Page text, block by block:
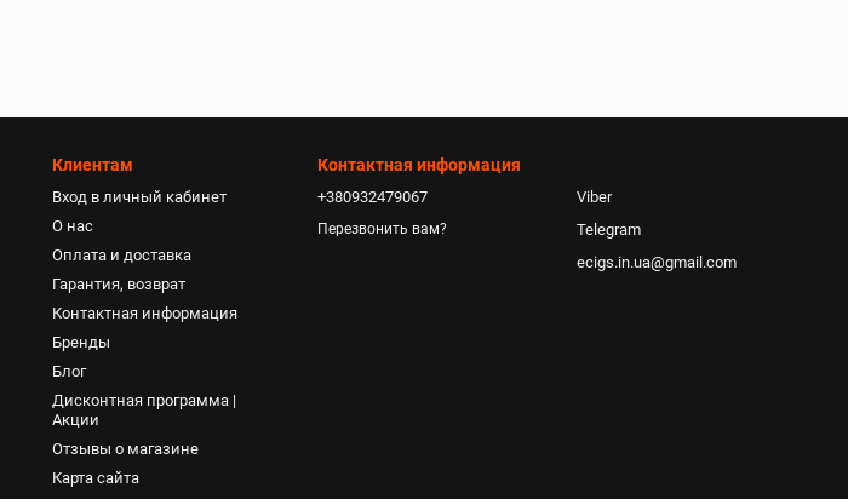
Клиентам
Вход в личный кабинет
О нас
Оплата и доставка
Гарантия, возврат
Контактная информация
Бренды
Блог
Дисконтная программа |
Акции
Отзывы о магазине
Карта сайта
Контактная информация
+380932479067
Перезвонить вам?
Viber
Telegram
ecigs.in.ua@gmail.com